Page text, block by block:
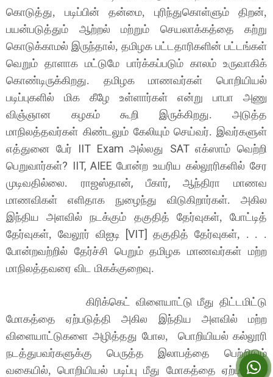
கொடுத்து, படிப்பின் தன்மை, புரிந்துகொள்ளும் திறன்,
பயன்படுத்தும் ஆற்றல் மற்றும் செயலாக்கத்தை கற்று
கொடுக்காமல் இருந்தால், தமிழக பட்டதாரிகளின் பட்டங்கள்
வெறும் தாளாக மட்டுமே பார்க்கப்படும் காலம் உருவாகிக்
கொண்டிருக்கிறது. தமிழக மாணவர்கள் பொறியியல்
படிப்புகளில் மிக கீழே உள்ளார்கள் என்று பாபா அணு
விஞ்ஞான கழகம் கூறி
இருக்கிறது. அடுத்த
மாநிலத்தவர்கள் கிண்டலும் கேலியும் செய்வர். இவர்களுள்
எத்துனை பேர் IIT Examஅல்லது SATஎக்ஸாம் வெற்றி
பெறுவார்கள்? IIT, AIEE போன்ற உயரிய கல்லூரிகளில் சேர
முடிவதில்லை. ராஜஸ்தான், பீகார், ஆந்திரா மாணவ
மாணவிகள் எளிதாக நுழைந்து விடுகிறார்கள். அகில
இந்திய அளவில் நடக்கும் தகுதித் தேர்வுகள், போட்டித்
தேர்வுகள், வேலூர் விஐடி
[VIT] தகுதித் தேர்வுகள், . . .
போன்றவற்றில் தேர்ச்சி பெறும் தமிழக மாணவர்கள் மற்ற
மாநிலத்தவரை விட மிகக்குறைவு.
கிரிக்கெட் விளையாட்டு மீது திட்டமிட்டு
மோகத்தை ஏற்படுத்தி அகில இந்திய அளவில் மற்ற
விளையாட்டுகளை அழித்தது போல,
பொறியியல் கல்லூரி
நடத்துபவர்களுக்கு பெருத்த இலாபத்தை பெற்றிடும்
வகையில், பொறியியல் படிப்பு மீது மோகத்தை ஏற்படுத்தி